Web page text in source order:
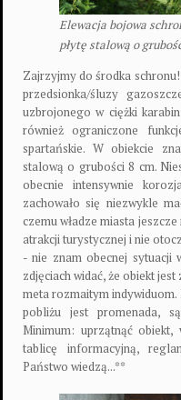
Elewacja bojowa
płytę stalową o
Zajrzyjmy do środka schronu!
przedsionka/śluzy
uzbrojonego w ciężki
również ograniczone
spartańskie. W obiekcie
stalową o grubości 8 cm.
obecnie intensywnie
zachowało się niezwykle
czemu władze miasta
atrakcji turystycznej i nie
- nie znam obecnej sytuacji
zdjęciach widać, że obiekt
meta rozmaitym
pobliżu jest promenada,
Minimum: uprzątnąć obiekt,
tablicę informacyjną,
Państwo wiedzą...**